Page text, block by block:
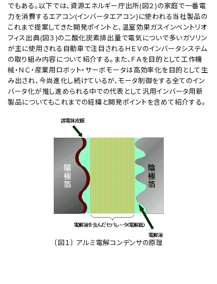
でもある。以下では、資源エネルギー庁出所(図２)の家庭で一番電
力を消費するエアコン(インバータエアコン)に使われる当社製品の
これまで提案してきた開発ポイントと、温室効果ガスインベントリオ
フィス出典(図３)の二酸化炭素排出量で電気についで多いガソリン
が主に使用される自動車で注目されるＨＥＶのインバータシステム
の取り組み内容について紹介する。また、ＦＡを目的として工作機
械・ＮＣ・産業用ロボット・サーボモータは高効率化を目的として生
み出され、今尚進化し続けているが、モータ制御をする全てのイン
バータ化が推し進められる中での代表として汎用インバータ用新
製品についてもこれまでの経緯と開発ポイントを含めて紹介する。
〔図１〕 アルミ電解コンデンサの原理